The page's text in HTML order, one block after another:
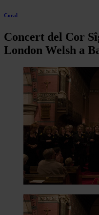
Coral
Concert del Cor
London Welsh a